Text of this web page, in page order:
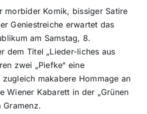
morbider Komik, bissiger Satire
Geniestreiche erwartet das
am Samstag, 8.
dem Titel „Lieder-liches aus
zwei „Piefke“ eine
makabere Hommage an
Wiener Kabarett in der „Grünen
Gramenz.